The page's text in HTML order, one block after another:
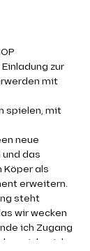
zur
mit
spielen, mit
neue
das
Köper als
erweitern.
steht
wir wecken
ich Zugang
ich mich